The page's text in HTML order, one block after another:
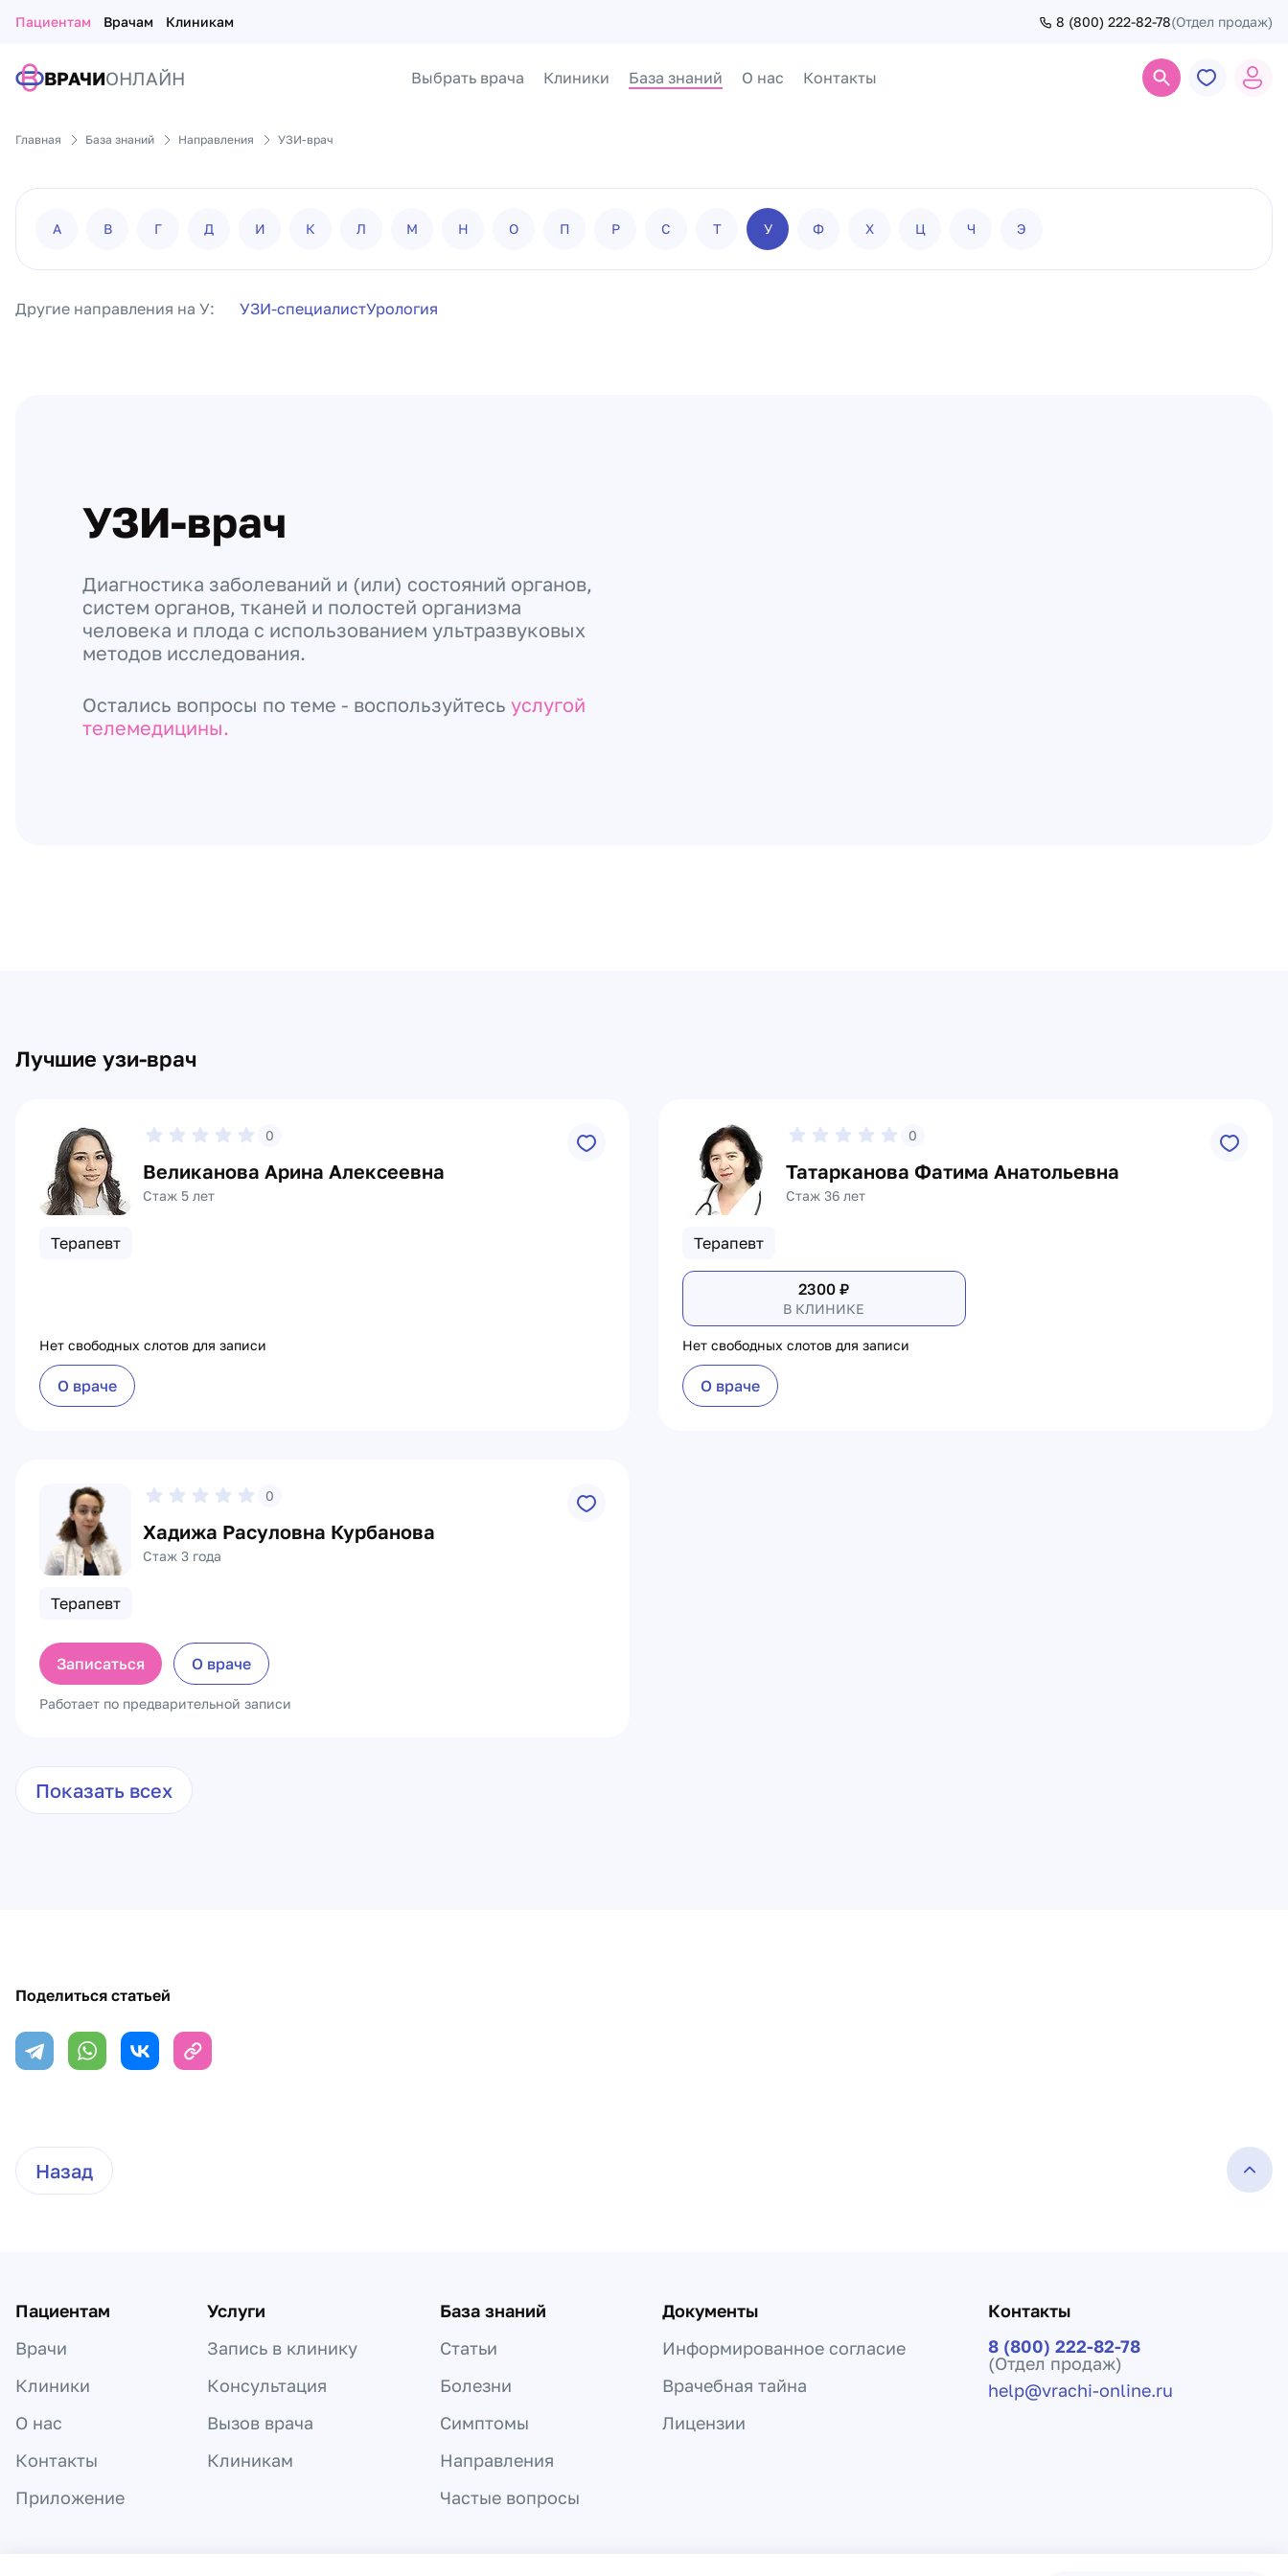
Пациентам Врачам Клиникам 8 (800) 222-82-78(Отдел продаж)
ВРАЧИОНЛАЙН Выбрать врача Клиники База знаний О нас Контакты
Главная База знаний Направления УЗИ-врач
А В Г Д И К Л М Н О П Р С Т У Ф Х Ц Ч Э
Другие направления на У: УЗИ-специалистУрология
УЗИ-врач
Диагностика заболеваний и (или) состояний органов,
систем органов, тканей и полостей организма
человека и плода с использованием ультразвуковых
методов исследования.
Остались вопросы по теме - воспользуйтесь услугой
телемедицины.
Лучшие узи-врач
0
Великанова Арина Алексеевна
Стаж 5 лет
Терапевт
Нет свободных слотов для записи
О враче
0
Татарканова Фатима Анатольевна
Стаж 36 лет
Терапевт
2300 ₽
В КЛИНИКЕ
Нет свободных слотов для записи
О враче
0
Хадижа Расуловна Курбанова
Стаж 3 года
Терапевт
Записаться О враче
Работает по предварительной записи
Показать всех
Поделиться статьей
Назад
Пациентам
Врачи
Клиники
О нас
Контакты
Приложение
Услуги
Запись в клинику
Консультация
Вызов врача
Клиникам
База знаний
Статьи
Болезни
Симптомы
Направления
Частые вопросы
Документы
Информированное согласие
Врачебная тайна
Лицензии
Контакты
8 (800) 222-82-78
(Отдел продаж)
help@vrachi-online.ru